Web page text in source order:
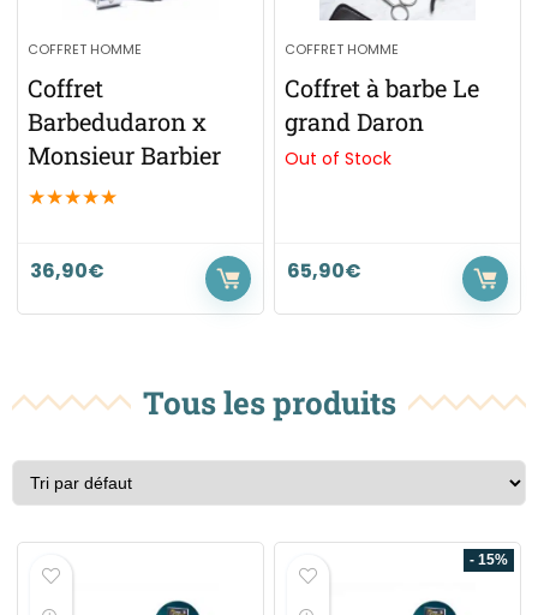
COFFRET HOMME
Coffret
Barbedudaron x
Monsieur Barbier
★★★★★
36,90€
COFFRET HOMME
Coffret à barbe Le
grand Daron
Out of Stock
65,90€
Tous les produits
- 15%